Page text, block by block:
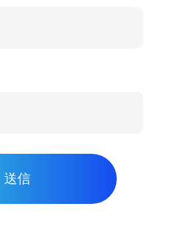
送信